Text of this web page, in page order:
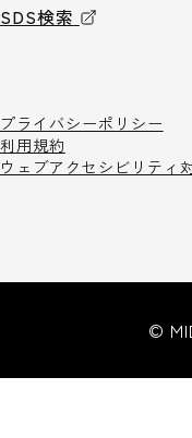
SDS検索
プライバシーポリシー
利用規約
ウェブアクセシビリティ
©